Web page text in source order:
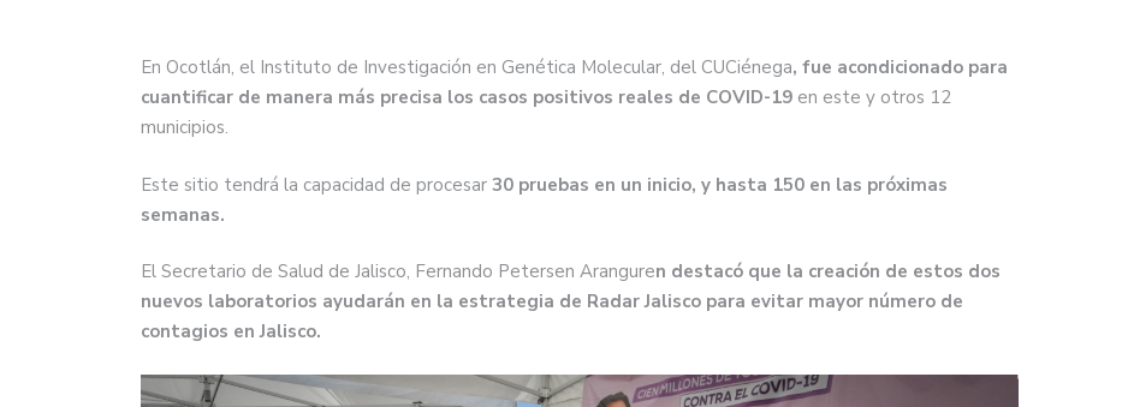
En Ocotlán, el Instituto de Investigación en Genética Molecular, del CUCiénega, fue acondicionado para
cuantificar de manera más precisa los casos positivos reales de COVID-19 en este y otros 12
municipios.
Este sitio tendrá la capacidad de procesar 30 pruebas en un inicio, y hasta 150 en las próximas
semanas.
El Secretario de Salud de Jalisco, Fernando Petersen Aranguren destacó que la creación de estos dos
nuevos laboratorios ayudarán en la estrategia de Radar Jalisco para evitar mayor número de
contagios en Jalisco.